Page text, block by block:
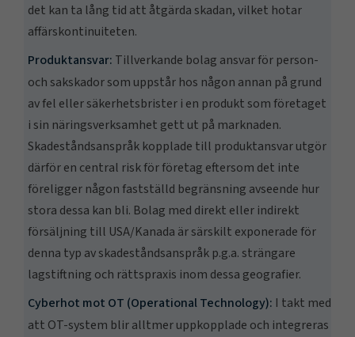
det kan ta lång tid att åtgärda skadan, vilket hotar
affärskontinuiteten.
Produktansvar: Tillverkande bolag ansvar för person-
och sakskador som uppstår hos någon annan på grund
av fel eller säkerhetsbrister i en produkt som företaget
i sin näringsverksamhet gett ut på marknaden.
Skadeståndsanspråk kopplade till produktansvar utgör
därför en central risk för företag eftersom det inte
föreligger någon fastställd begränsning avseende hur
stora dessa kan bli. Bolag med direkt eller indirekt
försäljning till USA/Kanada är särskilt exponerade för
denna typ av skadeståndsanspråk p.g.a. strängare
lagstiftning och rättspraxis inom dessa geografier.
Cyberhot mot OT (Operational Technology): I takt med
att OT-system blir alltmer uppkopplade och integreras